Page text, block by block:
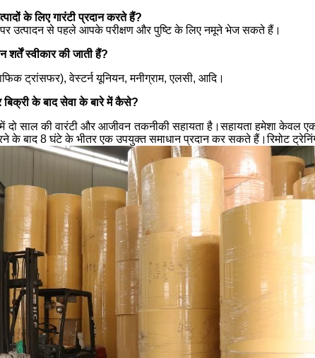
के लिए गारंटी प्रदान करते हैं?
उत्पादन से पहले आपके परीक्षण और पुष्टि के लिए नमूने भेज सकते हैं।
शर्तें स्वीकार की जाती हैं?
ट्रांसफर), वेस्टर्न यूनियन, मनीग्राम, एलसी, आदि।
बिक्री के बाद सेवा के बारे में कैसे?
में दो साल की वारंटी और आजीवन तकनीकी सहायता है।सहायता हमेशा केवल
बाद 8 घंटे के भीतर एक उपयुक्त समाधान प्रदान कर सकते हैं।रिमोट